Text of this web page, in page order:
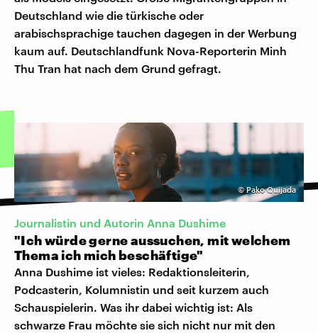
Deutschland wie die türkische oder
arabischsprachige tauchen dagegen in der Werbung
kaum auf. Deutschlandfunk Nova-Reporterin Minh
Thu Tran hat nach dem Grund gefragt.
©Pako Quijada
Journalistin und Autorin Anna Dushime
"Ich würde gerne aussuchen, mit welchem
Thema ich mich beschäftige"
Anna Dushime ist vieles: Redaktionsleiterin,
Podcasterin, Kolumnistin und seit kurzem auch
Schauspielerin. Was ihr dabei wichtig ist: Als
schwarze Frau möchte sie sich nicht nur mit den